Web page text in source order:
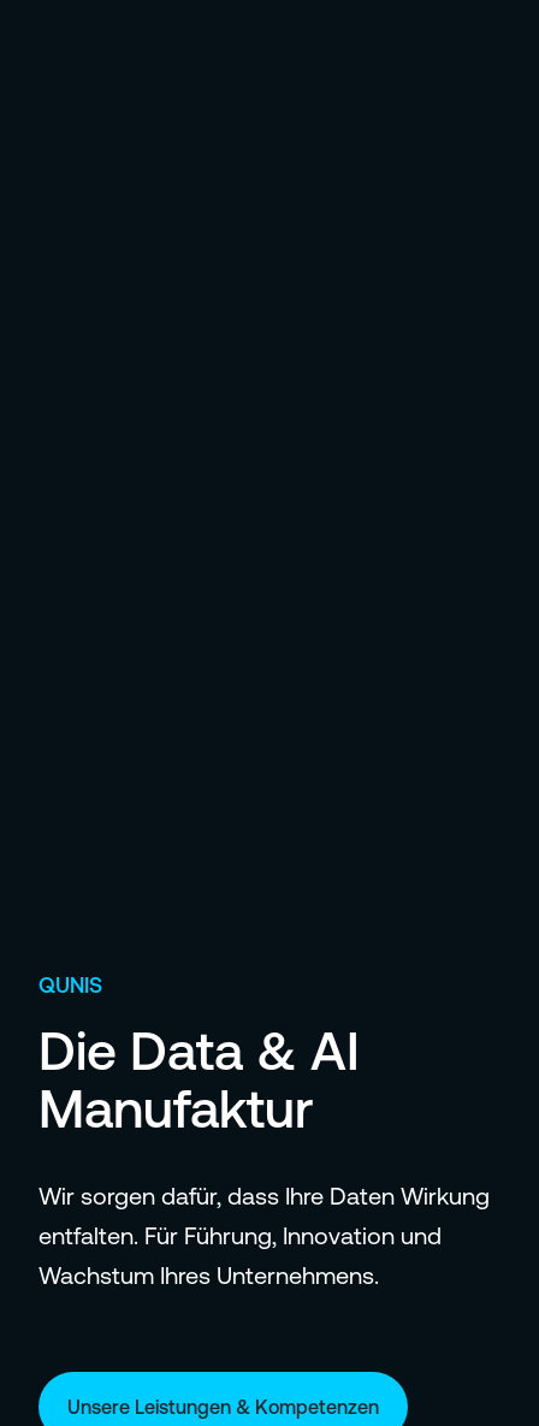
QUNIS
Die Data & AI
Manufaktur
Wir sorgen dafür, dass Ihre Daten Wirkung
entfalten. Für Führung, Innovation und
Wachstum Ihres Unternehmens.
Unsere Leistungen & Kompetenzen